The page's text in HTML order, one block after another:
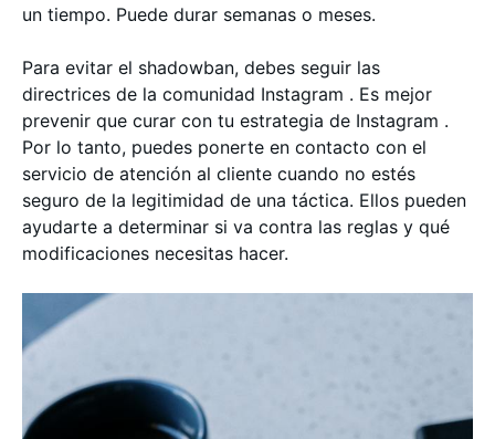
un tiempo. Puede durar semanas o meses.
Para evitar el shadowban, debes seguir las
directrices de la comunidad Instagram . Es mejor
prevenir que curar con tu estrategia de Instagram .
Por lo tanto, puedes ponerte en contacto con el
servicio de atención al cliente cuando no estés
seguro de la legitimidad de una táctica. Ellos pueden
ayudarte a determinar si va contra las reglas y qué
modificaciones necesitas hacer.